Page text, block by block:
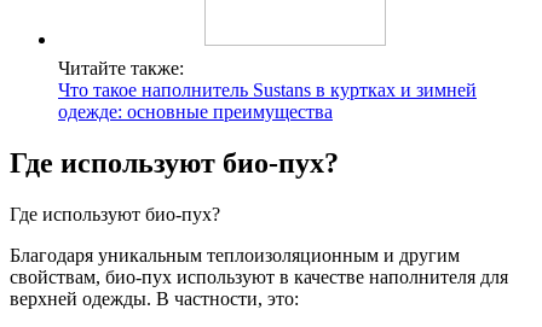
Читайте также:
Что такое наполнитель Sustans в куртках и зимней
одежде: основные преимущества
Где используют био-пух?
Где используют био-пух?
Благодаря уникальным теплоизоляционным и другим
свойствам, био-пух используют в качестве наполнителя для
верхней одежды. В частности, это: